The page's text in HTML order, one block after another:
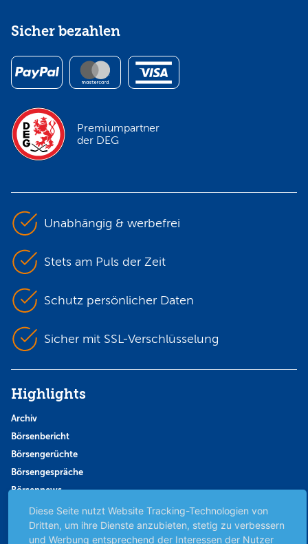
Sicher bezahlen
Premiumpartner
der DEG
Unabhängig & werbefrei
Stets am Puls der Zeit
Schutz persönlicher Daten
Sicher mit SSL-Verschlüsselung
Highlights
Archiv
Börsenbericht
Börsengerüchte
Börsengespräche
Börsennews
Favoriten
Finanzpodcast
Diese Seite nutzt Website Tracking-Technologien von
Dritten, um ihre Dienste anzubieten, stetig zu verbessern
und Werbung entsprechend der Interessen der Nutzer